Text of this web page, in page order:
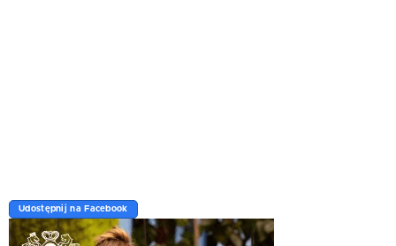
Udostępnij na Facebook